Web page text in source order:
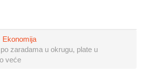
Ekonomija
zaradama u okrugu, plate u
veće